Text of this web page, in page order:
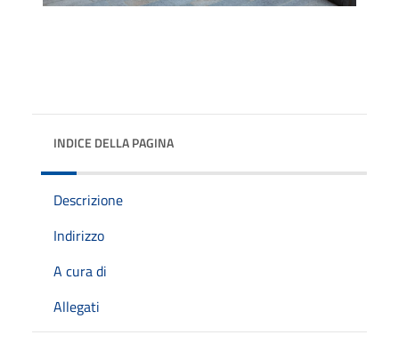
INDICE DELLA PAGINA
Descrizione
Indirizzo
A cura di
Allegati